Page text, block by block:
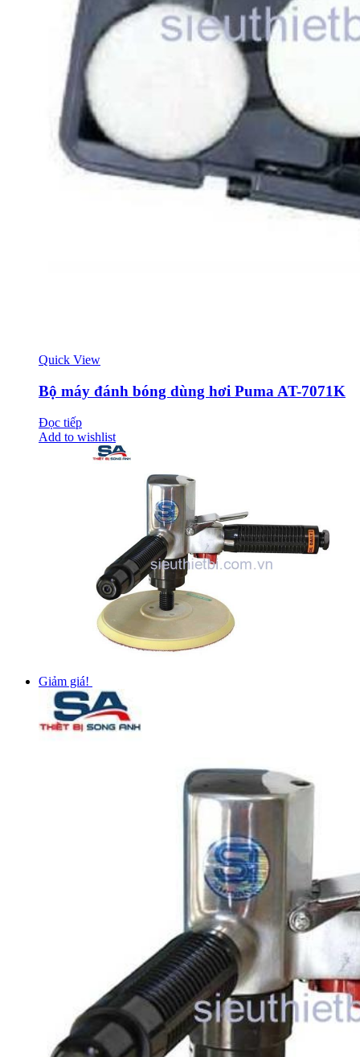
Quick View
Bộ máy đánh bóng dùng hơi Puma AT-7071K
Đọc tiếp
Add to wishlist
Giảm giá!